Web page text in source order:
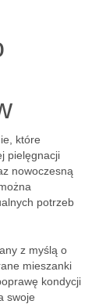
które
pielęgnacji
nowoczesną
potrzeb
z myślą o
mieszanki
kondycji
swoje